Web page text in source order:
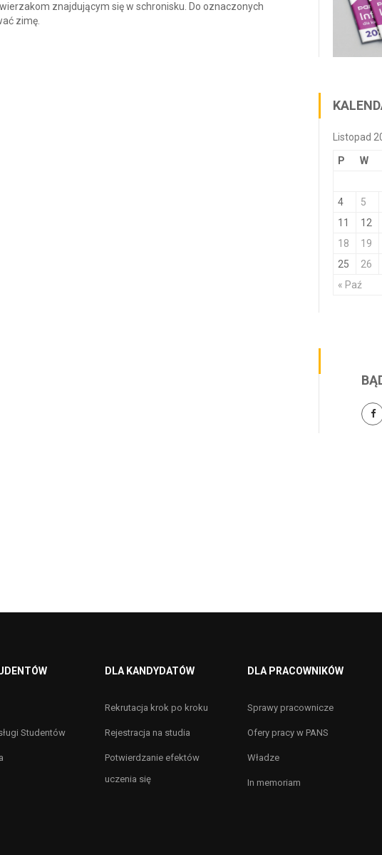
znajdującym się w schronisku. Do oznaczonych
zimę.
Listopad
P W
« Paź
4
5
11
12
18
19
25
26
Studentów
DLA KANDYDATÓW
Rekrutacja krok po kroku
Rejestracja na studia
Potwierdzanie efektów
uczenia się
DLA PRACOWNIKÓW
Sprawy pracownicze
Ofery pracy w PANS
Władze
In memoriam